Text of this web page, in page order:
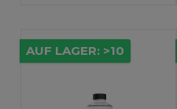
AUF LAGER: >10